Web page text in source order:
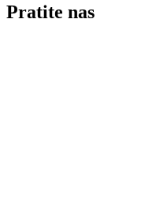
Pratite nas